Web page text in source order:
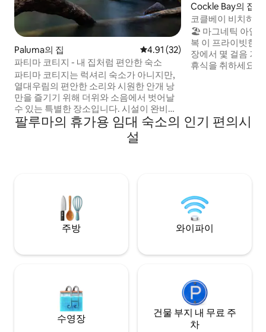
Paluma의 집 평점 4.91점(5점 만점), 후기 32
4.91 (32)
파티마 코티지 - 내 집처럼 편안한 숙소
파티마 코티지는 럭셔리 숙소가 아니지만,
열대우림의 편안한 소리와 시원한 안개 낭
만을 즐기기 위해 더위와 소음에서 벗어날
수 있는 특별한 장소입니다. 시설이 완비된
주방, 세탁기, 건조기, TV, DVD, 게임 및 스
포츠 장비를 포함하여 필요한 모든 것이 있
해 이동해야 합니다. 교통 및 주요 도로 웹사
이트에 자세한 정보가 있습니다.
Cockle Bay의 집
코클베이 비치하우
🏖️ 마그네틱 아일
복 이 프라이빗한
장에서 몇 걸음 거
휴식을 취하세요.
세요. 🐨 현지 코알라를 지원하는 숙소 예약
팔루마의 휴가용 임대 숙소의 인기 편의시
설
주방 와이파이
수영장
건물 부지 내 무료 주
차